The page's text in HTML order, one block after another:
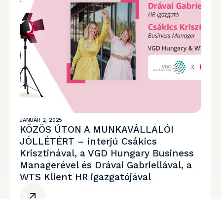
JANUÁR 2, 2025
KÖZÖS ÚTON A MUNKAVÁLLALÓI
JÓLLÉTÉRT – interjú Csákics
Krisztinával, a VGD Hungary Business
Managerével és Drávai Gabriellával, a
WTS Klient HR igazgatójával